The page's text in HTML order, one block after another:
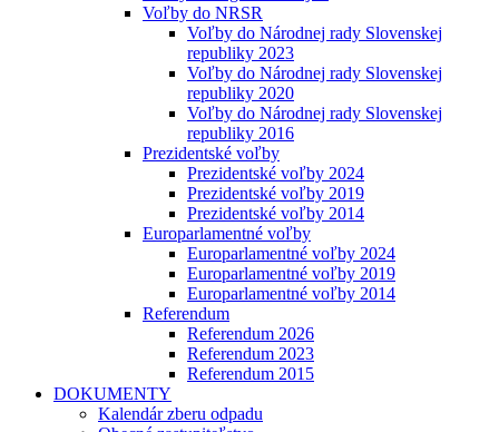
Voľby do NRSR
Voľby do Národnej rady Slovenskej
republiky 2023
Voľby do Národnej rady Slovenskej
republiky 2020
Voľby do Národnej rady Slovenskej
republiky 2016
Prezidentské voľby
Prezidentské voľby 2024
Prezidentské voľby 2019
Prezidentské voľby 2014
Europarlamentné voľby
Europarlamentné voľby 2024
Europarlamentné voľby 2019
Europarlamentné voľby 2014
Referendum
Referendum 2026
Referendum 2023
Referendum 2015
DOKUMENTY
Kalendár zberu odpadu